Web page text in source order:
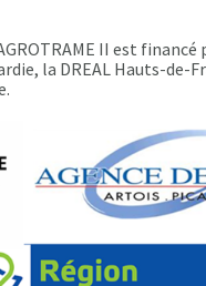
II est financé
la DREAL Hauts-de-